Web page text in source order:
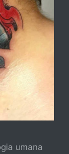
umana